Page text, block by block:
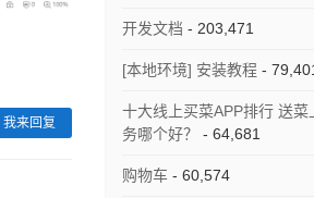
我来回复
开发文档 - 203,471
[本地环境] 安装教程 -
十大线上买菜APP排行 送菜
务哪个好？
- 64,681
购物车 - 60,574